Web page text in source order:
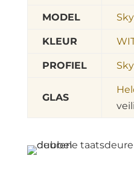
MODEL
KLEUR
PROFIEL
GLAS